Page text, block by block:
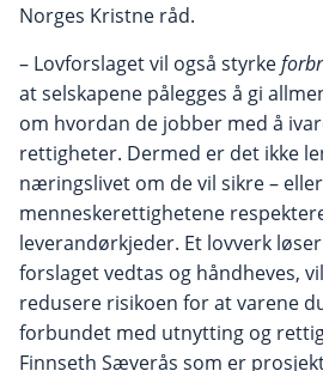
Norges Kristne råd.
– Lovforslaget vil også styrke
at selskapene pålegges å gi
om hvordan de jobber med å
rettigheter. Dermed er det ikke
næringslivet om de vil sikre –
menneskerettighetene
leverandørkjeder. Et lovverk
forslaget vedtas og håndheves,
redusere risikoen for at varene
forbundet med utnytting og
Finnseth Sæverås som er